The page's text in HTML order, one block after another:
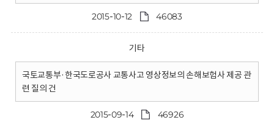
2015-10-12 46083
기타
국토교통부·한국도로공사 교통사고 영상정보의 손해보험사 제공 관
련 질의 건
2015-09-14 46926